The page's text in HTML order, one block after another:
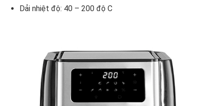
Dải nhiệt độ: 40 – 200 độ C